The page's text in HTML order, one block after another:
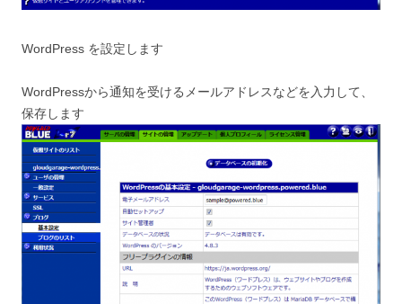
WordPress を設定します
WordPressから通知を受けるメールアドレスなどを入力して、
保存します